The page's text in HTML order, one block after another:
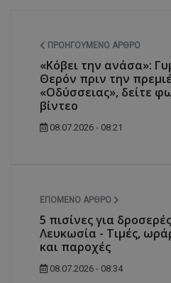
ΠΡΟΗΓΟΎΜΕΝΟ ΆΡΘΡΟ
«Κόβει την ανάσα»:
Θερόν πριν την
«Οδύσσειας», δείτε
βίντεο
08.07.2026 - 08:21
ΕΠΌΜΕΝΟ ΆΡΘΡΟ
5 πισίνες για
Λευκωσία - Τιμές,
και παροχές
08.07.2026 - 08:34